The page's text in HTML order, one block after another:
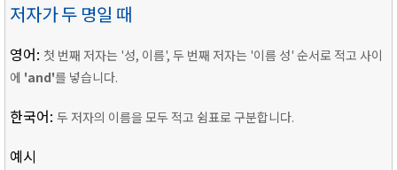
저자가 두 명일 때
영어: 첫 번째 저자는 '성, 이름', 두 번째 저자는 '이름 성' 순서로 적고 사이
에 'and'를 넣습니다.
한국어: 두 저자의 이름을 모두 적고 쉼표로 구분합니다.
예시